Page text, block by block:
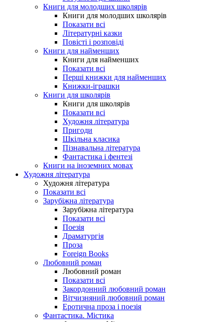
Книги для молодших школярів
Книги для молодших школярів
Показати всі
Літературні казки
Повісті і розповіді
Книги для найменших
Книги для найменших
Показати всі
Перші книжки для найменших
Книжки-іграшки
Книги для школярів
Книги для школярів
Показати всі
Художня література
Пригоди
Шкільна класика
Пізнавальна література
Фантастика і фентезі
Книги на іноземних мовах
Художня література
Художня література
Показати всі
Зарубіжна література
Зарубіжна література
Показати всі
Поезія
Драматургія
Проза
Foreign Books
Любовний роман
Любовний роман
Показати всі
Закордонний любовний роман
Вітчизняний любовний роман
Еротична проза і поезія
Фантастика. Містика